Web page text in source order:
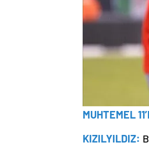
MUHTEMEL
KIZILYILDIZ: